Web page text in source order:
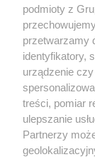
podmioty z
przetwarzamy
identyfikatory,
urządzenie
treści, pomiar
ulepszanie
Partnerzy